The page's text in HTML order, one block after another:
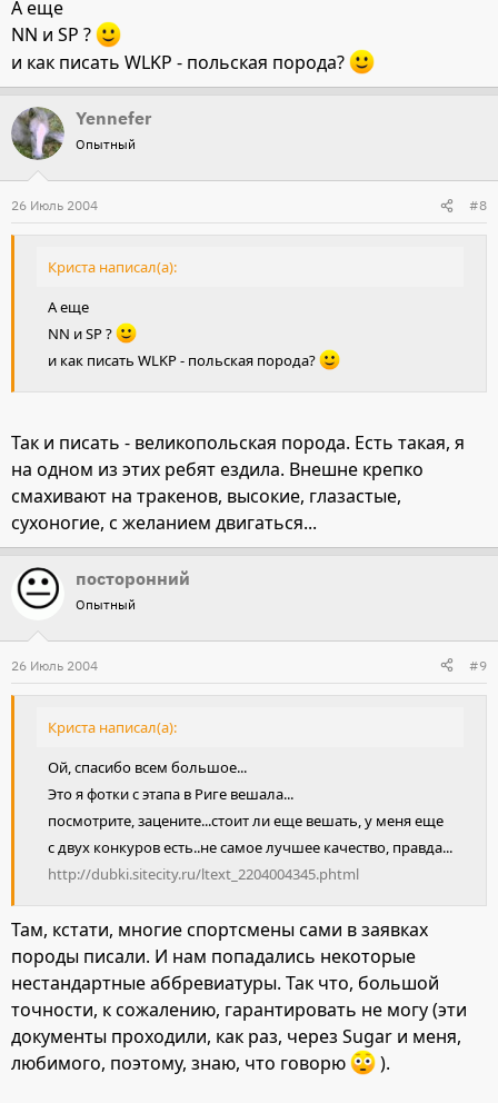
А еще
NN и SP ?
и как писать WLKP - польская порода?
Yennefer
Опытный
26 Июль 2004 #8
Криста написал(а):
А еще
NN и SP ?
и как писать WLKP - польская порода?
Так и писать - великопольская порода. Есть такая, я
на одном из этих ребят ездила. Внешне крепко
смахивают на тракенов, высокие, глазастые,
сухоногие, с желанием двигаться...
посторонний
Опытный
26 Июль 2004 #9
Криста написал(а):
Ой, спасибо всем большое...
Это я фотки с этапа в Риге вешала...
посмотрите, зацените...стоит ли еще вешать, у меня еще
с двух конкуров есть..не самое лучшее качество, правда...
http://dubki.sitecity.ru/ltext_2204004345.phtml
Там, кстати, многие спортсмены сами в заявках
породы писали. И нам попадались некоторые
нестандартные аббревиатуры. Так что, большой
точности, к сожалению, гарантировать не могу (эти
документы проходили, как раз, через Sugar и меня,
любимого, поэтому, знаю, что говорю
).